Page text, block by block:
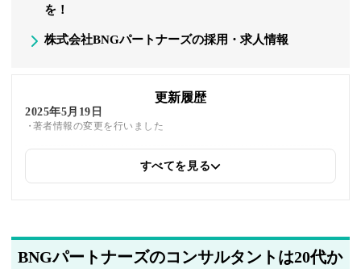
を！
株式会社BNGパートナーズの採用・求人情報
更新履歴
2025年5月19日
著者情報の変更を行いました
タイトルを更新しました
関連企業の紹介を追加しました
すべてを見る
BNGパートナーズのコンサルタントは20代か